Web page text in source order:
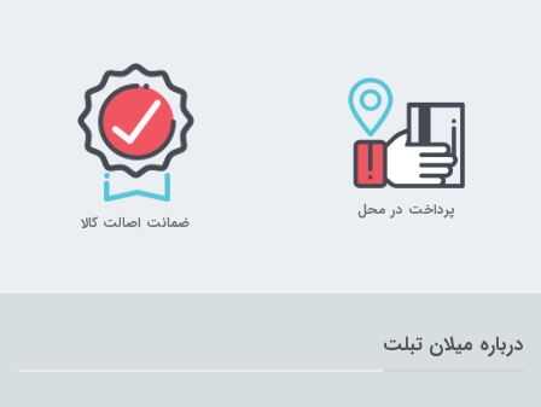
پرداخت در محل
ضمانت اصالت کالا
درباره میلان تبلت